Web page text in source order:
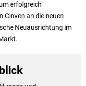
erfolgreich
Cinven an die neuen
Neuausrichtung im